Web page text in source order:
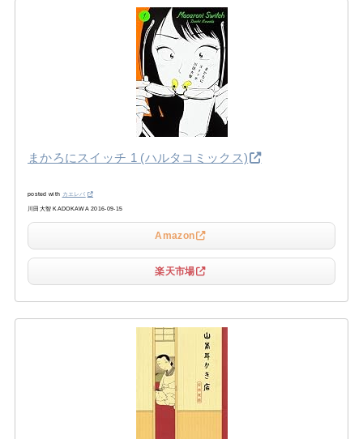
まかろにスイッチ 1 (ハルタコミックス)
posted with カエレバ
川田大智 KADOKAWA 2016-09-15
Amazon
楽天市場